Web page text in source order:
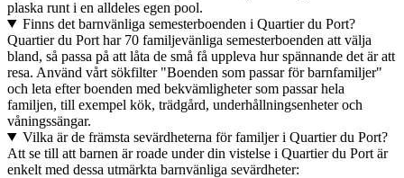
plaska runt i en alldeles egen pool.
Finns det barnvänliga semesterboenden i Quartier du Port?
Quartier du Port har 70 familjevänliga semesterboenden att välja
bland, så passa på att låta de små få uppleva hur spännande det är att
resa. Använd vårt sökfilter "Boenden som passar för barnfamiljer"
och leta efter boenden med bekvämligheter som passar hela
familjen, till exempel kök, trädgård, underhållningsenheter och
våningssängar.
Vilka är de främsta sevärdheterna för familjer i Quartier du Port?
Att se till att barnen är roade under din vistelse i Quartier du Port är
enkelt med dessa utmärkta barnvänliga sevärdheter: